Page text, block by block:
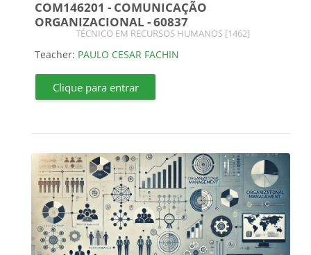
COM146201 - COMUNICAÇÃO
ORGANIZACIONAL - 60837
Course category
TÉCNICO EM RECURSOS HUMANOS [1462]
Teacher: PAULO CESAR FACHIN
Clique para entrar